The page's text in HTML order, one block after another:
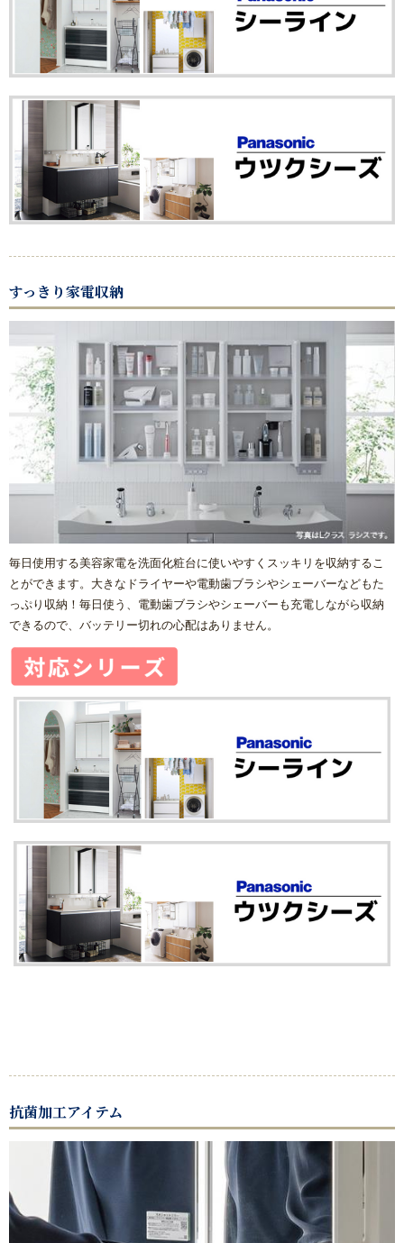
すっきり家電収納
毎日使用する美容家電を洗面化粧台に使いやすくスッキリを収納するこ
とができます。大きなドライヤーや電動歯ブラシやシェーバーなどもた
っぷり収納！毎日使う、電動歯ブラシやシェーバーも充電しながら収納
できるので、バッテリー切れの心配はありません。
抗菌加工アイテム